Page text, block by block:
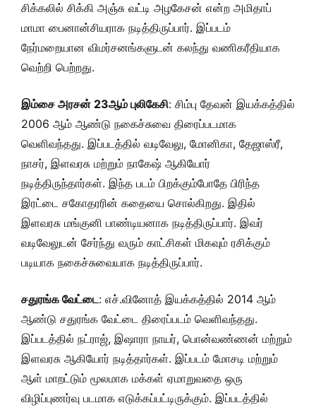
சிக்கலில் சிக்கி அஞ்சு வட்டி அழகேசன் என்ற அமிதாப்
மாமா பைனான்சியராக நடித்திருப்பார். இப்படம்
நேர்மறையான விமர்சனங்களுடன் கலந்து வணிகரீதியாக
வெற்றி பெற்றது.
இம்சை அரசன் 23ஆம் புலிகேசி: சிம்பு தேவன் இயக்கத்தில்
2006 ஆம் ஆண்டு நகைச்சுவை திரைப்படமாக
வெளிவந்தது. இப்படத்தில் வடிவேலு, மோனிகா, தேஜாஸ்ரீ,
நாசர், இளவரசு மற்றும் நாகேஷ் ஆகியோர்
நடித்திருந்தார்கள். இந்த படம் பிறக்கும்போதே பிரிந்த
இரட்டை சகோதரரின் கதையை சொல்கிறது. இதில்
இளவரசு மங்குனி பாண்டியனாக நடித்திருப்பார். இவர்
வடிவேலுடன் சேர்ந்து வரும் காட்சிகள் மிகவும் ரசிக்கும்
படியாக நகைச்சுவையாக நடித்திருப்பார்.
சதுரங்க வேட்டை: எச்.வினோத் இயக்கத்தில் 2014 ஆம்
ஆண்டு சதுரங்க வேட்டை திரைப்படம் வெளிவந்தது.
இப்படத்தில் நட்ராஜ், இஷாரா நாயர், பொன்வண்ணன் மற்றும்
இளவரசு ஆகியோர் நடித்தார்கள். இப்படம் மோசடி மற்றும்
ஆள் மாறட்டும் மூலமாக மக்கள் ஏமாறுவதை ஒரு
விழிப்புணர்வு படமாக எடுக்கப்பட்டிருக்கும். இப்படத்தில்